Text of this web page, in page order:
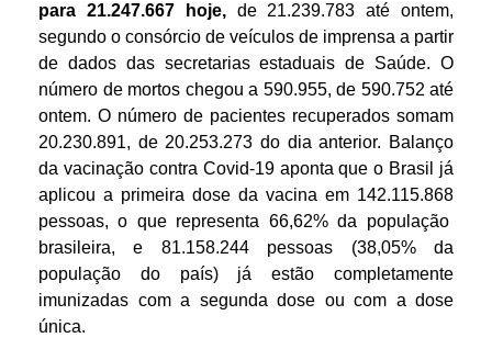
para 21.247.667hoje, de 21.239.783 até ontem,
segundo o consórcio de veículos de imprensa a partir
de dados das secretarias estaduais de Saúde. O
número de mortos chegou a 590.955, de 590.752 até
ontem. O número de pacientes recuperados somam
20.230.891, de 20.253.273 do dia anterior. Balanço
da vacinação contra Covid-19 aponta que o Brasil já
aplicou a primeira dose da vacina em 142.115.868
pessoas, o que representa 66,62% da população
brasileira, e 81.158.244pessoas (38,05%da
população do país) já estão completamente
imunizadas com a segunda dose ou com a dose
única.